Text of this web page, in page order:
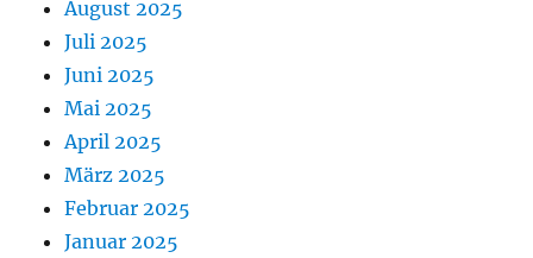
August 2025
Juli 2025
Juni 2025
Mai 2025
April 2025
März 2025
Februar 2025
Januar 2025